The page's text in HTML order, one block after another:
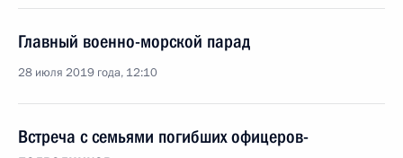
Главный военно-морской парад
28 июля 2019 года, 12:10
Встреча с семьями погибших офицеров-